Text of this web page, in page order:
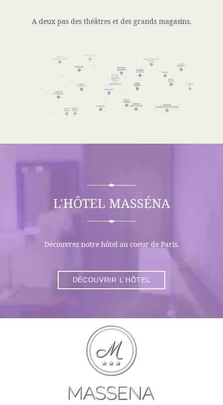
A deux pas des théâtres et des grands magasins.
L'HÔTEL MASSÉNA
Découvrez notre hôtel au coeur de Paris.
DÉCOUVRIR L'HÔTEL